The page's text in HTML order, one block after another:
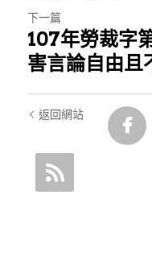
下一篇
107年勞裁字
害言論自由且
返回網站